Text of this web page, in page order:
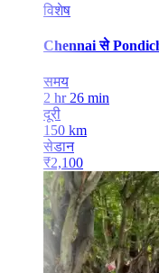
विशेष
Chennai से
समय
2 hr 26 min
दूरी
150 km
सेडान
₹2,100